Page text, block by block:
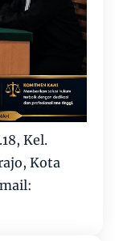
Kel.
Kota